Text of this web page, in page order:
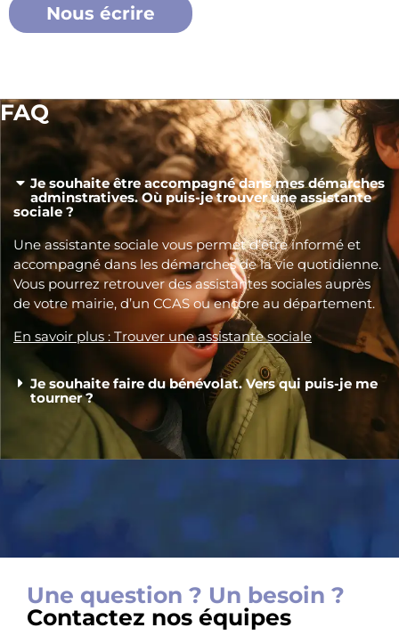
Nous écrire
FAQ
Je souhaite être accompagné dans mes démarches
adminstratives. Où puis-je trouver une assistante
sociale ?
Une assistante sociale vous permet d’être informé et
accompagné dans les démarches de la vie quotidienne.
Vous pourrez retrouver des assistantes sociales auprès
de votre mairie, d’un CCAS ou encore au département.
En savoir plus : Trouver une assistante sociale
Je souhaite faire du bénévolat. Vers qui puis-je me
tourner ?
Une question ? Un besoin ?
Contactez nos équipes